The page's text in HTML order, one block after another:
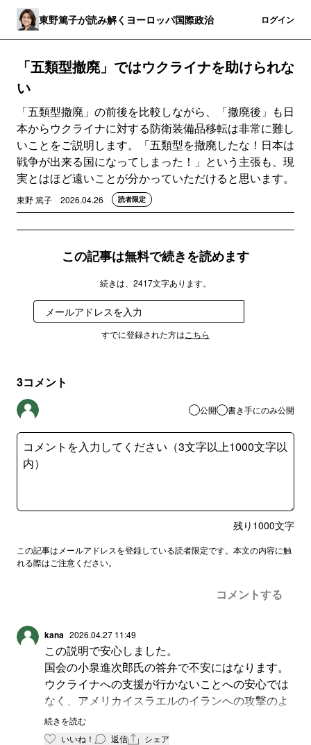
東野篤子が読み解くヨーロッパ国際政治 ログイン
「五類型撤廃」ではウクライナを助けられな
い
「五類型撤廃」の前後を比較しながら、「撤廃後」も日
本からウクライナに対する防衛装備品移転は非常に難し
いことをご説明します。「五類型を撤廃したな！日本は
戦争が出来る国になってしまった！」という主張も、現
実とはほど遠いことが分かっていただけると思います。
東野 篤子 2026.04.26 読者限定
この記事は無料で続きを読めます
続きは、2417文字あります。
すでに登録された方は こちら
3コメント
公開 書き手にのみ公開
残り 1000文字
この記事はメールアドレスを登録している読者限定です。本文の内容に触
れる際はご注意ください。
コメントする
kana 2026.04.27 11:49
この説明で安心しました。
国会の小泉進次郎氏の答弁で不安にはなります。
ウクライナへの支援が行かないことへの安心では
なく、アメリカイスラエルのイランへの攻撃のよ
うな戦争にも武器の輸出が簡単には出来ないとい
う意味です。
続きを読む
いいね！
返信 シェア